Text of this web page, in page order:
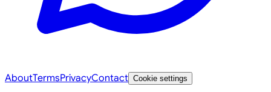
AboutTermsPrivacyContact Cookie settings